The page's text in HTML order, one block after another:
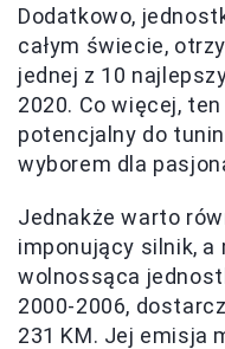
Dodatkowo,
całym świecie,
jednej z 10
2020. Co więcej,
potencjalny do
wyborem dla
Jednakże warto
imponujący silnik, a
wolnossąca
2000-2006,
231 KM. Jej emisja